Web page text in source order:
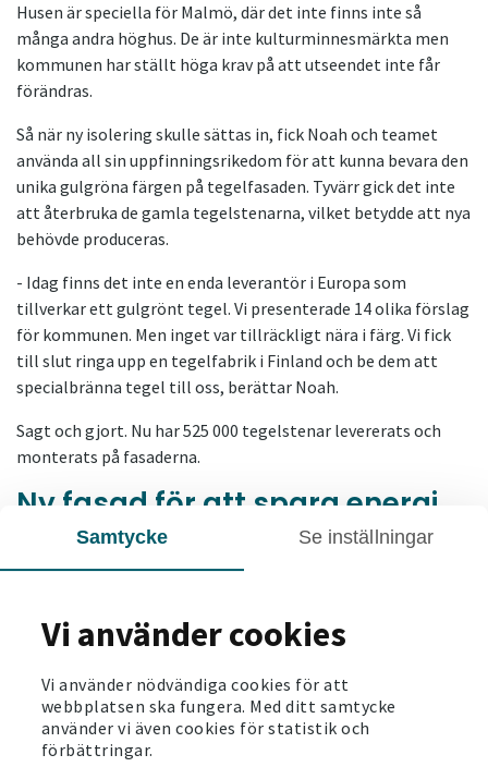
Samtycke Se inställningar
Vi använder cookies
Vi använder nödvändiga cookies för att
webbplatsen ska fungera. Med ditt samtycke
använder vi även cookies för statistik och
förbättringar.
Husen är speciella för Malmö, där det inte finns inte så
många andra höghus. De är inte kulturminnesmärkta men
kommunen har ställt höga krav på att utseendet inte får
förändras.
Så när ny isolering skulle sättas in, fick Noah och teamet
använda all sin uppfinningsrikedom för att kunna bevara den
unika gulgröna färgen på tegelfasaden. Tyvärr gick det inte
att återbruka de gamla tegelstenarna, vilket betydde att nya
behövde produceras.
- Idag finns det inte en enda leverantör i Europa som
tillverkar ett gulgrönt tegel. Vi presenterade 14 olika förslag
för kommunen. Men inget var tillräckligt nära i färg. Vi fick
till slut ringa upp en tegelfabrik i Finland och be dem att
specialbränna tegel till oss, berättar Noah.
Sagt och gjort. Nu har 525 000 tegelstenar levererats och
monterats på fasaderna.
Ny fasad för att spara energi
Att komma på hur man kan kombinera olika åtgärder för att
uppnå ett så bra resultat som möjligt har varit det roligaste
för fasaden var både utmanande och spännande:
- För att åstadkomma en så stor energibesparing som
möjligt behövde vi tilläggsisolera hela 27 centimeter bakom
teglet – utan att bygga ut ytterväggen och samtidigt kunna
bibehålla husens karaktär.